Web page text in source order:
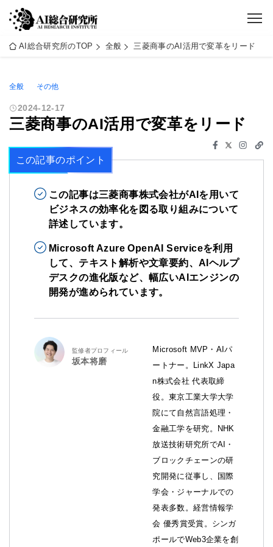
AI総合研究所のTOP 全般 三菱商事のAI活用で変革をリード
全般 その他
2024-12-17
三菱商事のAI活用で変革をリード
この記事のポイント
この記事は三菱商事株式会社がAIを用いて
ビジネスの効率化を図る取り組みについて
詳述しています。
Microsoft Azure OpenAI Serviceを利用
して、テキスト解析や文章要約、AIヘルプ
デスクの進化版など、幅広いAIエンジンの
開発が進められています。
監修者プロフィール
坂本将磨
Microsoft MVP・AIパ
ートナー。LinkX Japa
n株式会社 代表取締
役。東京工業大学大学
院にて自然言語処理・
金融工学を研究。NHK
放送技術研究所でAI・
ブロックチェーンの研
究開発に従事し、国際
学会・ジャーナルでの
発表多数。経営情報学
会 優秀賞受賞。シンガ
ポールでWeb3企業を創